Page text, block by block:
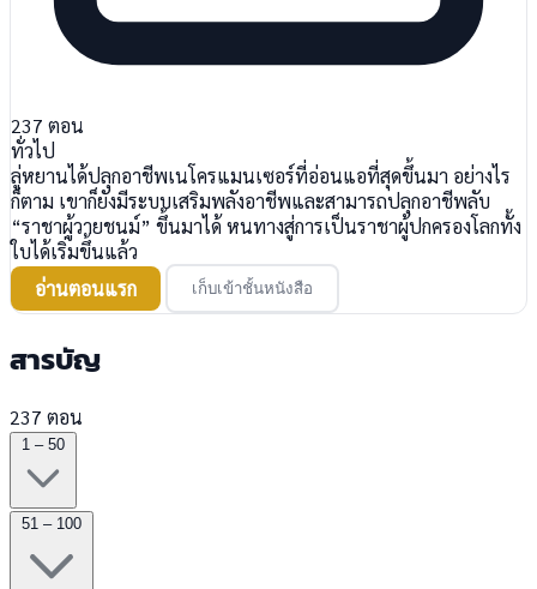
237 ตอน
ทั่วไป
ลู่หยานได้ปลุกอาชีพเนโครแมนเซอร์ที่อ่อนแอที่สุดขึ้นมา อย่างไร
ก็ตาม เขาก็ยังมีระบบเสริมพลังอาชีพและสามารถปลุกอาชีพลับ
“ราชาผู้วายชนม์” ขึ้นมาได้ หนทางสู่การเป็นราชาผู้ปกครองโลกทั้ง
ใบได้เริ่มขึ้นแล้ว
อ่านตอนแรก
เก็บเข้าชั้นหนังสือ
สารบัญ
237 ตอน
1 – 50
51 – 100